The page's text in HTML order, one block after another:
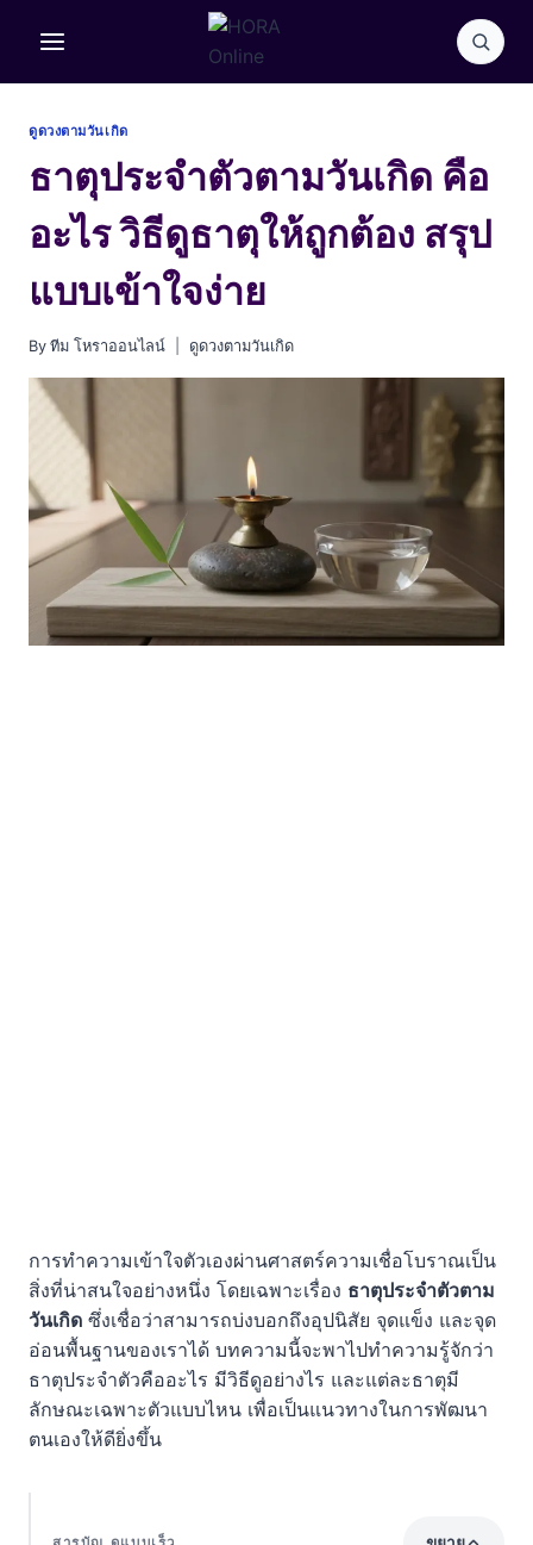
ดูดวงตามวันเกิด
ธาตุประจำตัวตามวันเกิด คือ
อะไร วิธีดูธาตุให้ถูกต้อง สรุป
แบบเข้าใจง่าย
By ทีม โหราออนไลน์ ดูดวงตามวันเกิด
การทำความเข้าใจตัวเองผ่านศาสตร์ความเชื่อโบราณเป็น
สิ่งที่น่าสนใจอย่างหนึ่ง โดยเฉพาะเรื่อง ธาตุประจำตัวตาม
วันเกิด ซึ่งเชื่อว่าสามารถบ่งบอกถึงอุปนิสัย จุดแข็ง และจุด
อ่อนพื้นฐานของเราได้ บทความนี้จะพาไปทำความรู้จักว่า
ธาตุประจำตัวคืออะไร มีวิธีดูอย่างไร และแต่ละธาตุมี
ลักษณะเฉพาะตัวแบบไหน เพื่อเป็นแนวทางในการพัฒนา
ตนเองให้ดียิ่งขึ้น